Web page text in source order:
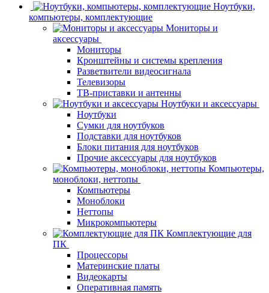
Ноутбуки,
компьютеры, комплектующие
Мониторы и
аксессуары
Мониторы
Кронштейны и системы крепления
Разветвители видеосигнала
Телевизоры
ТВ-приставки и антенны
Ноутбуки и аксессуары
Ноутбуки
Сумки для ноутбуков
Подставки для ноутбуков
Блоки питания для ноутбуков
Прочие аксессуары для ноутбуков
Компьютеры,
моноблоки, неттопы
Компьютеры
Моноблоки
Неттопы
Микрокомпьютеры
Комплектующие для
ПК
Процессоры
Материнские платы
Видеокарты
Оперативная память